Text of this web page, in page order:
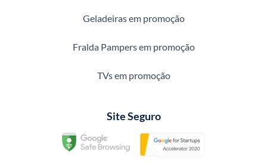
Geladeiras em promoção
Fralda Pampers em promoção
TVs em promoção
Site Seguro